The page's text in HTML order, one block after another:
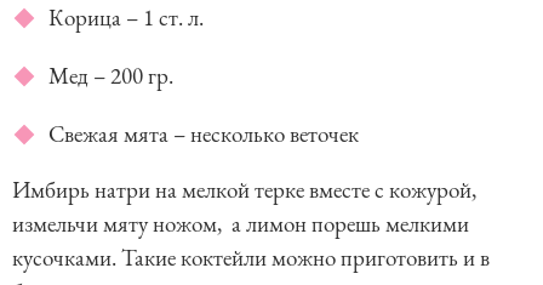
Корица – 1 ст. л.
Мед – 200 гр.
Свежая мята – несколько веточек
Имбирь натри на мелкой терке вместе с кожурой,
измельчи мяту ножом, а лимон порешь мелкими
кусочками. Такие коктейли можно приготовить и в